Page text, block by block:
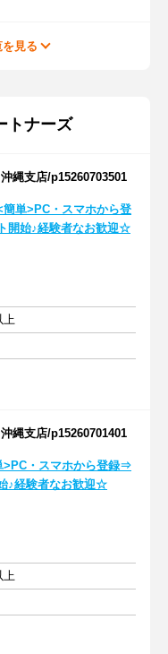
見る
トナーズ
縄支店/p15260703501
簡単>PC・スマホから登
開始♪経験者なお歓迎☆
上
縄支店/p15260701401
>PC・スマホから登録⇒
♪経験者なお歓迎☆
上